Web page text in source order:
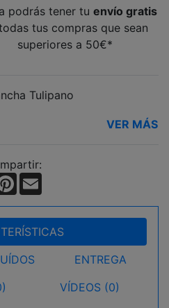
podrás tener tu envío gratis
tus compras que sean
superiores a 50€*
Tulipano
VER MÁS
Pinterest
ENTREGA
VÍDEOS (0)